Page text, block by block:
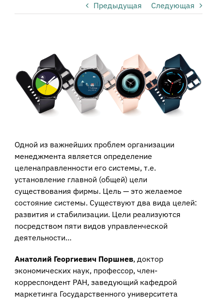
Предыдущая Следующая
Image
Одной из важнейших проблем организации
менеджмента является определение
целенаправленности его системы, т.е.
установление главной (общей) цели
существования фирмы. Цель — это желаемое
состояние системы. Существуют два вида целей:
развития и стабилизации. Цели реализуются
посредством пяти видов управленческой
деятельности…
Анатолий Георгиевич Пopшнeв, доктор
экономических наук, профессор, член-
корреспондент РАН, заведующий кафедрой
маркетинга Государственного университета